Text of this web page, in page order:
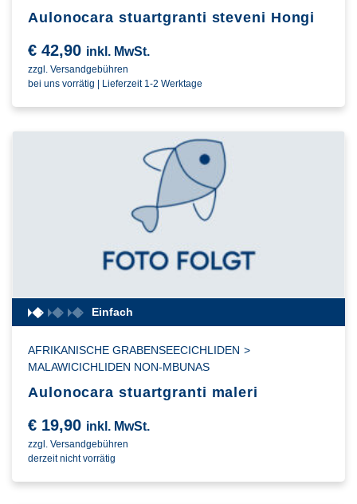
Aulonocara stuartgranti steveni Hongi
€ 42,90 inkl. MwSt.
zzgl. Versandgebühren
bei uns vorrätig | Lieferzeit 1-2 Werktage
Einfach
AFRIKANISCHE GRABENSEECICHLIDEN >
MALAWICICHLIDEN NON-MBUNAS
Aulonocara stuartgranti maleri
€ 19,90 inkl. MwSt.
zzgl. Versandgebühren
derzeit nicht vorrätig